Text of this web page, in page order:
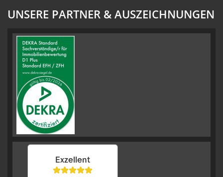
UNSERE PARTNER & AUSZEICHNUNGEN